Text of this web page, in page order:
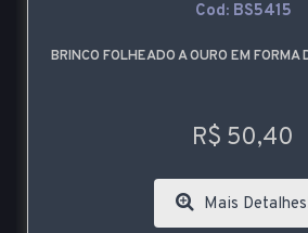
Cod: BS5415
BRINCO FOLHEADO A OURO EM FORMA
R$ 50,40
Mais